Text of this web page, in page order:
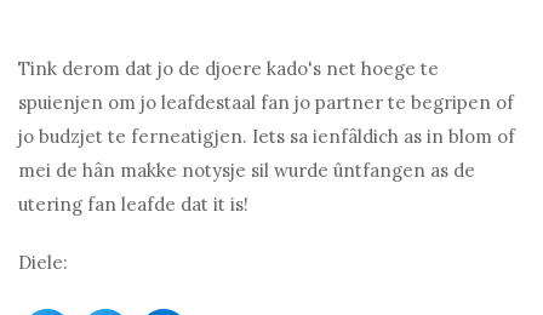
Tink derom dat jo de djoere kado's net hoege te
spuienjen om jo leafdestaal fan jo partner te begripen of
jo budzjet te ferneatigjen. Iets sa ienfâldich as in blom of
mei de hân makke notysje sil wurde ûntfangen as de
utering fan leafde dat it is!
Diele: